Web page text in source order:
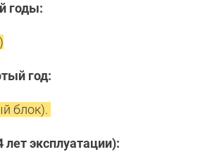
годы:
год:
блок).
эксплуатации):